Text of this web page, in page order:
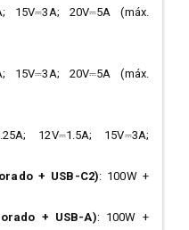
15V⎓3A; 20V⎓5A (máx.
15V⎓3A; 20V⎓5A (máx.
12V⎓1.5A; 15V⎓3A;
+ USB-C2): 100W +
+ USB-A): 100W +